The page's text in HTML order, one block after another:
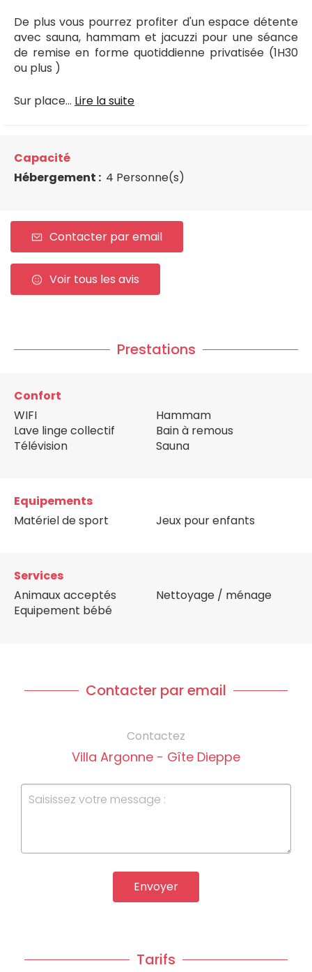
De plus vous pourrez profiter d'un espace détente
avec sauna, hammam et jacuzzi pour une séance
de remise en forme quotiddienne privatisée (1H30
ou plus )
Sur place... Lire la suite
Capacité
Hébergement : 4 Personne(s)
Contacter par email
Voir tous les avis
Prestations
Confort
WIFI
Lave linge collectif
Télévision
Hammam
Bain à remous
Sauna
Equipements
Matériel de sport
Jeux pour enfants
Services
Animaux acceptés
Equipement bébé
Nettoyage / ménage
Contacter par email
Contactez
Villa Argonne - Gîte Dieppe
Envoyer
Tarifs